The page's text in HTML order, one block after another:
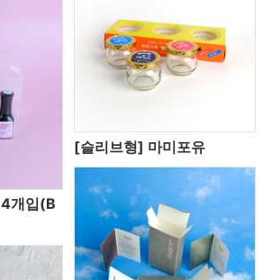
개입(B
[슬리브형] 마미포유